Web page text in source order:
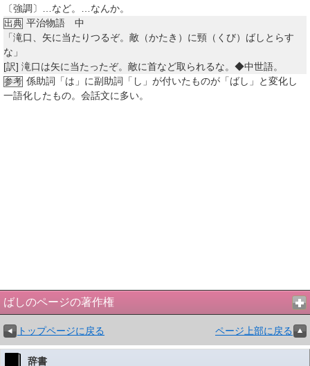
〔強調〕…など。…なんか。
出典 平治物語 中
「滝口、矢に当たりつるぞ。敵（かたき）に頸（くび）ばしとらす
な」
[訳] 滝口は矢に当たったぞ。敵に首など取られるな。◆中世語。
参考 係助詞「は」に副助詞「し」が付いたものが「ばし」と変化し
一語化したもの。会話文に多い。
ばしのページの著作権
トップページに戻る ページ上部に戻る
辞書